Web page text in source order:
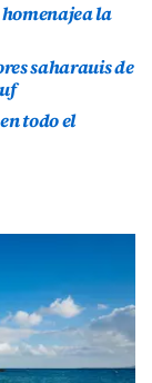
la
saharauis de
todo el